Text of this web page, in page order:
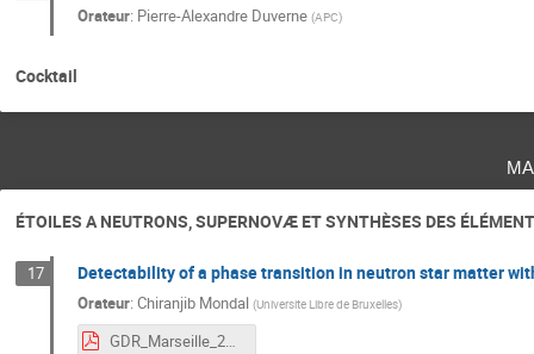
Orateur: Pierre-Alexandre Duverne (APC)
Cocktail
ÉTOILES A NEUTRONS, SUPERNOVÆ ET SYNTHÈSES DES
17 Detectability of a phase transition in neutron star matter
Orateur: Chiranjib Mondal (Universite Libre de Bruxelles)
GDR_Marseille_2024.pdf